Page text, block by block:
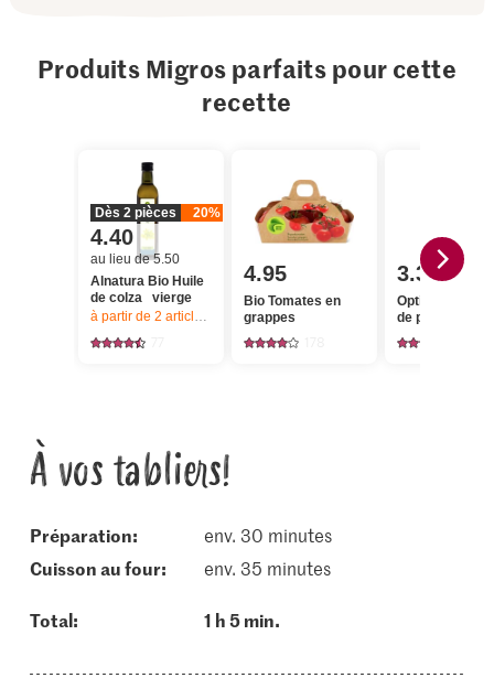
Produits Migros parfaits pour cette
recette
Dès 2 pièces 20%
4.40
au lieu de 5.50
Alnatura Bio Huile
de colza vierge
à partir de 2 articles, Offre valable du 6.8 au 12.8.2026, jusqu’à
4.95
Bio Tomates en
grappes
3.30
Optigal
de poulet
À vos tabliers!
Préparation:
env. 30 minutes
cuisson au four:
env. 35 minutes
Total: 1 h 5 min.